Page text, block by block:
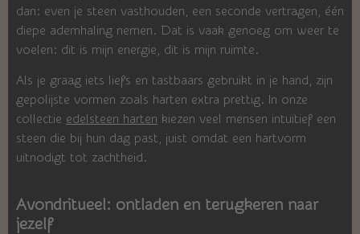
dan: even je steen vasthouden, een seconde vertragen, één
diepe ademhaling nemen. Dat is vaak genoeg om weer te
voelen: dit is mijn energie, dit is mijn ruimte.
Als je graag iets liefs en tastbaars gebruikt in je hand, zijn
gepolijste vormen zoals harten extra prettig. In onze
collectie edelsteen harten kiezen veel mensen intuïtief een
steen die bij hun dag past, juist omdat een hartvorm
uitnodigt tot zachtheid.
Avondritueel: ontladen en terugkeren naar
jezelf